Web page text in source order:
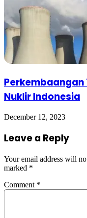
Perkembaangan
Nuklir Indonesia
December 12, 2023
Leave a Reply
Your email address will
marked *
Comment *